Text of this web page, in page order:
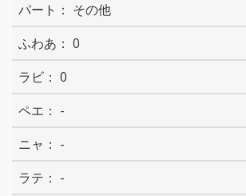
その他
0
0
-
-
-